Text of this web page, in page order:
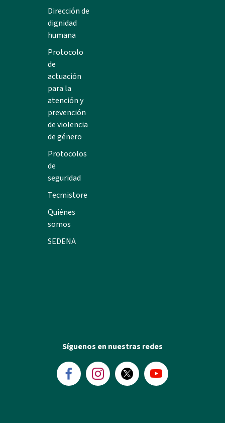
Dirección de
dignidad
humana
Protocolo
de
actuación
para la
atención y
prevención
de violencia
de género
Protocolos
de
seguridad
Tecmistore
Quiénes
somos
SEDENA
Síguenos en nuestras redes